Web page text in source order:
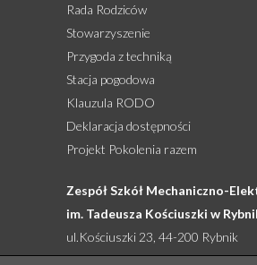
Rada Rodziców
Stowarzyszenie
Przygoda z techniką
Stacja pogodowa
Klauzula RODO
Deklaracja dostępności
Projekt Pokolenia razem
Zespół Szkół Mechaniczno-
im. Tadeusza Kościuszki w
ul.Kościuszki 23, 44-200 Rybnik
tel: 32 422 27 76, 32 422 92 66,